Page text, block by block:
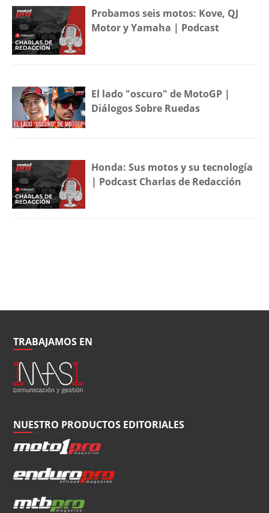
Probamos seis motos: Kove, QJ
Motor y Yamaha | Podcast
El lado "oscuro" de MotoGP |
Diálogos Sobre Ruedas
Honda: Sus motos y su tecnología
| Podcast Charlas de Redacción
TRABAJAMOS EN
NUESTRO PRODUCTOS EDITORIALES